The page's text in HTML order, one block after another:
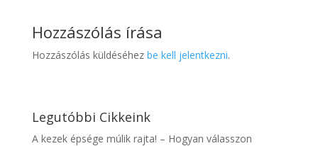
Hozzászólás írása
Hozzászólás küldéséhez be kell jelentkezni.
Legutóbbi Cikkeink
A kezek épsége múlik rajta! – Hogyan válasszon